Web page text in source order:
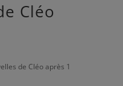
Cléo
de Cléo après 1